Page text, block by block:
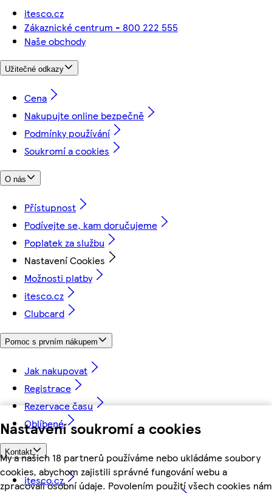
Nastavení soukromí a cookies
My a našich 18 partnerů používáme nebo ukládáme soubory
cookies, abychom zajistili správné fungování webu a
zpracovali osobní údaje. Povolením použití všech cookies nám
itesco.cz
Zákaznické centrum - 800 222 555
Naše obchody
Užitečné odkazy
Cena
Nakupujte online bezpečně
Podmínky používání
Soukromí a cookies
O nás
Přístupnost
Podívejte se, kam doručujeme
Poplatek za službu
Nastavení Cookies
Možnosti platby
itesco.cz
Clubcard
Pomoc s prvním nákupem
Jak nakupovat
Registrace
Rezervace času
Oblíbené
Kontakt
itesco.cz